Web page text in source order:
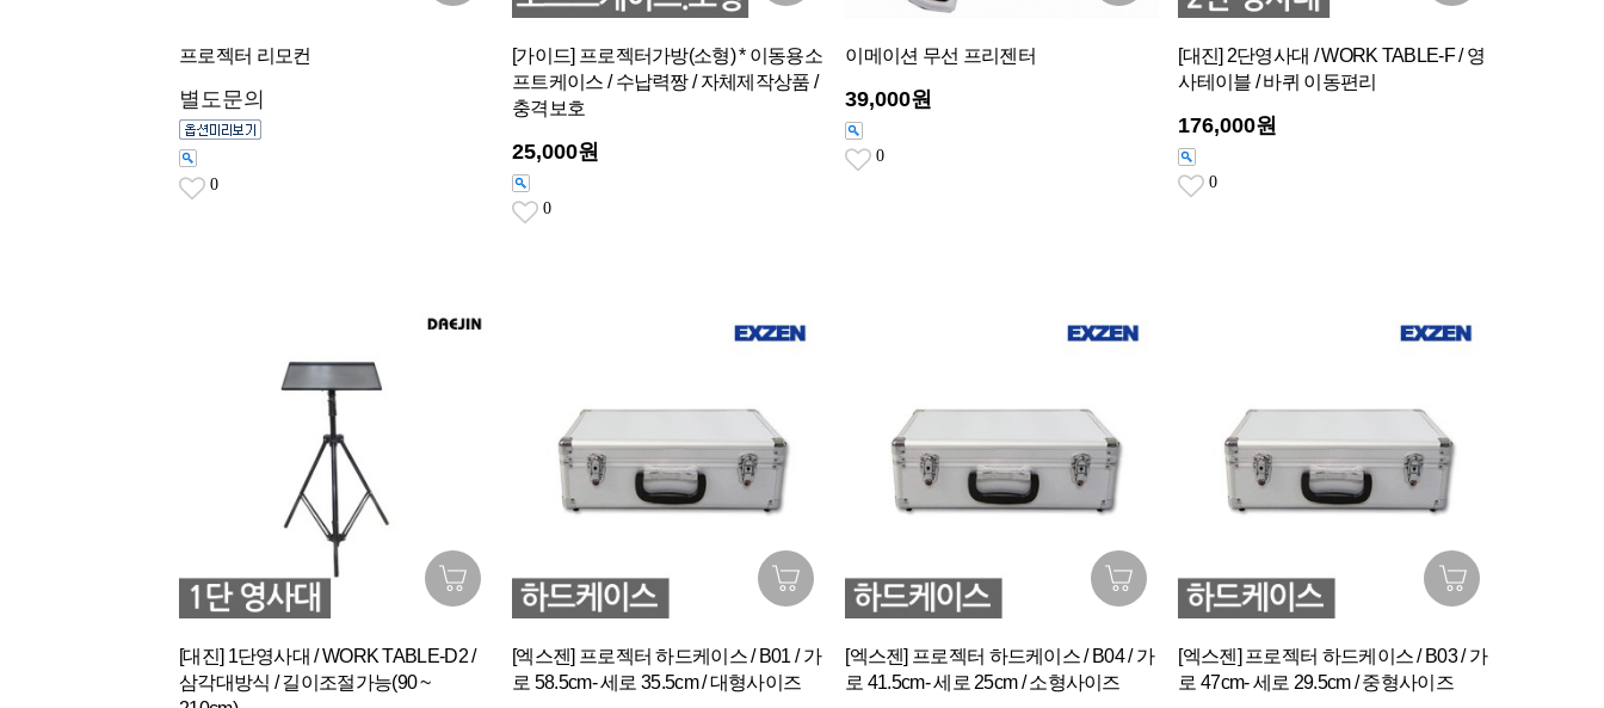
프로젝터 리모컨
별도문의
0
[가이드] 프로젝터가방(소형) * 이동용소
프트케이스 / 수납력짱 / 자체제작상품 /
충격보호
25,000원
0
이메이션 무선 프리젠터
39,000원
0
[대진] 2단영사대 / WORK TABLE-F / 영
사테이블 / 바퀴 이동편리
176,000원
0
[대진] 1단영사대 / WORK TABLE-D2 /
삼각대방식 / 길이조절가능(90 ~
[엑스젠] 프로젝터 하드케이스 / B01 / 가
로 58.5cm- 세로 35.5cm / 대형사이즈
[엑스젠] 프로젝터 하드케이스 / B04 / 가
로 41.5cm- 세로 25cm / 소형사이즈
[엑스젠] 프로젝터 하드케이스 / B03 / 가
로 47cm- 세로 29.5cm / 중형사이즈